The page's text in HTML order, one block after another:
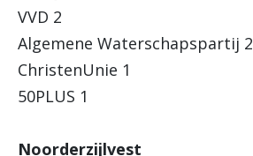
VVD 2
Algemene Waterschapspartij 2
ChristenUnie 1
50PLUS 1
Noorderzijlvest